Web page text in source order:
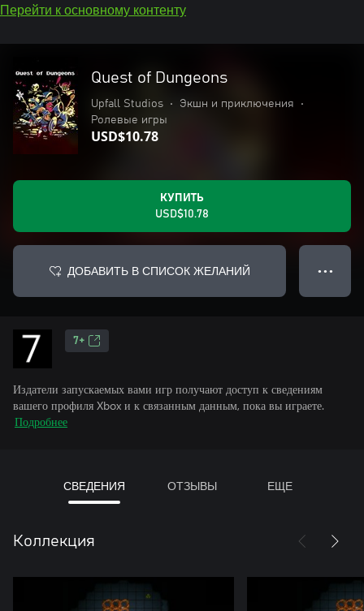
Перейти к основному контенту
Quest of Dungeons
Upfall Studios • Экшн и приключения
•
Ролевые игры
USD$10.78
КУПИТЬ
USD$10.78
ДОБАВИТЬ В СПИСОК ЖЕЛАНИЙ ● ● ●
7+
Издатели запускаемых вами игр получают доступ к сведениям
вашего профиля Xbox и к связанным данным, пока вы играете.
Подробнее
СВЕДЕНИЯ ОТЗЫВЫ ЕЩЕ
Коллекция